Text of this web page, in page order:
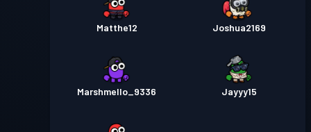
Matthe12 Joshua2169
Marshmello_9336 Jayyy15